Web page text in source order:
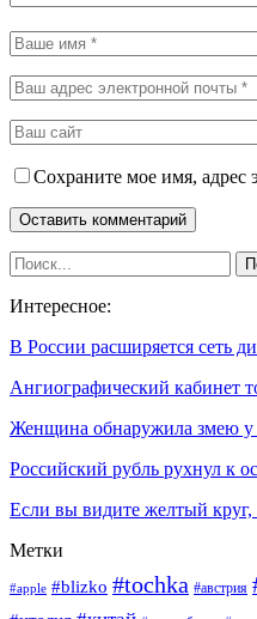
Сохраните мое имя, адрес
Интересное:
В России расширяется сеть
Ангиографический кабинет
Женщина обнаружила змею у
Российский рубль рухнул к
Если вы видите желтый круг,
Метки
#apple #blizko #tochka #австрия